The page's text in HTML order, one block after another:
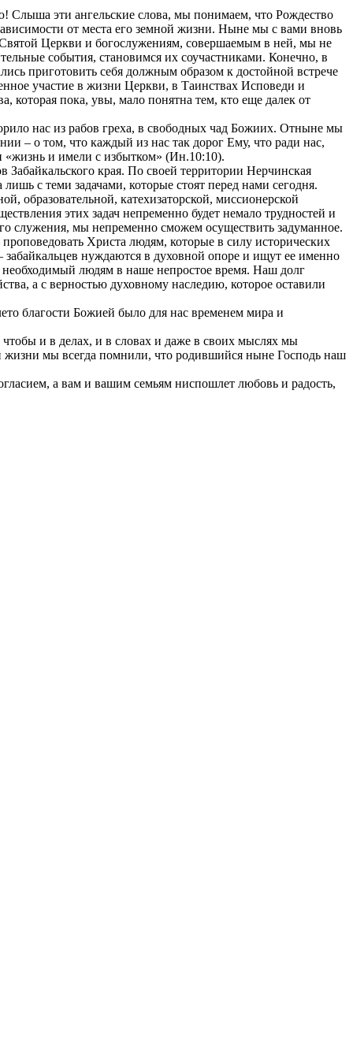
Слыша эти ангельские слова, мы понимаем, что Рождество
от места его земной жизни. Ныне мы с вами вновь
Церкви и богослужениям, совершаемым в ней, мы не
события, становимся их соучастниками. Конечно, в
приготовить себя должным образом к достойной встрече
участие в жизни Церкви, в Таинствах Исповеди и
которая пока, увы, мало понятна тем, кто еще далек от
нас из рабов греха, в свободных чад Божиих. Отныне мы
– о том, что каждый из нас так дорог Ему, что ради нас,
«жизнь и имели с избытком» (Ин.10:10).
края. По своей территории Нерчинская
с теми задачами, которые стоят перед нами сегодня.
образовательной, катехизаторской, миссионерской
этих задач непременно будет немало трудностей и
служения, мы непременно сможем осуществить задуманное.
Христа людям, которые в силу исторических
нуждаются в духовной опоре и ищут ее именно
людям в наше непростое время. Наш долг
а с верностью духовному наследию, которое оставили
благости Божией было для нас временем мира и
и в делах, и в словах и даже в своих мыслях мы
жизни мы всегда помнили, что родившийся ныне Господь наш
а вам и вашим семьям ниспошлет любовь и радость,